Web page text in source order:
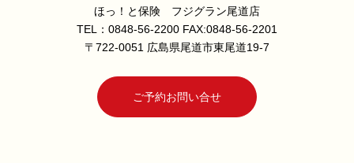
ほっ！と保険 フジグラン尾道店
TEL：0848-56-2200 FAX:0848-56-2201
〒722-0051 広島県尾道市東尾道19-7
ご予約お問い合せ